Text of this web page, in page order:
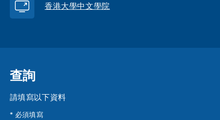
香港大學中文學院
查詢
請填寫以下資料
* 必須填寫